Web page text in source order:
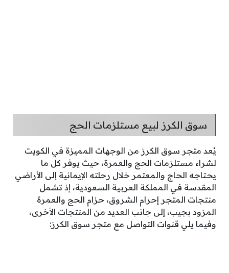
سوق الكرز لبيع مستلزمات الحج
يُعد متجر سوق الكرز من الوجهات المميزة في الكويت
لشراء مستلزمات الحج والعمرة، حيث يوفر كل ما
يحتاجه الحاج والمعتمر خلال رحلته الإيمانية إلى الأراضي
المقدسة في المملكة العربية السعودية، إذ تشمل
منتجات المتجر إحرام الشروق، حزام الحج والعمرة
المزود بجيب، إلى جانب العديد من المنتجات الأخرى،
وفيما يلي قنوات التواصل مع متجر سوق الكرز: